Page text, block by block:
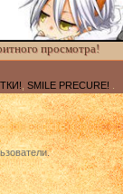
просмотра!
SMILE PRECURE!